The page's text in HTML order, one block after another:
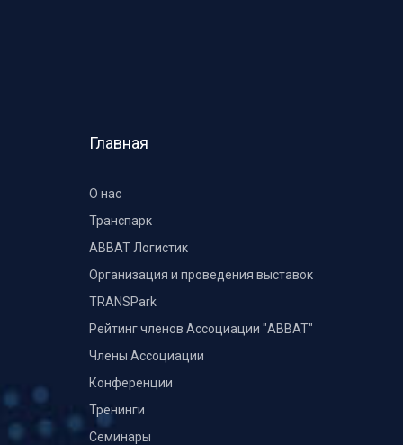
Главная
О нас
Транспарк
ABBAT Логистик
Организация и проведения выставок
TRANSPark
Рейтинг членов Ассоциации "АВВАТ"
Члены Ассоциации
Конференции
Тренинги
Семинары